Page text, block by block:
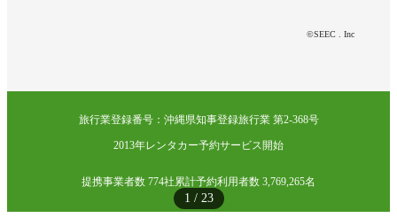
1 / 23
©SEEC . Inc
旅行業登録番号：沖縄県知事登録旅行業 第2-368号
2013年レンタカー予約サービス開始
提携事業者数 774社累計予約利用者数 3,769,265名